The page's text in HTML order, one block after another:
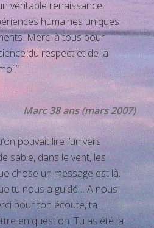
véritable renaissance
humaines uniques
Merci à tous pour
du respect et de la
Marc 38 ans (mars 2007)
pouvait lire l’univers
sable, dans le vent, les
chose un message est là.
tu nous a guidé… A nous
pour ton écoute, ta
en question. Tu as été la